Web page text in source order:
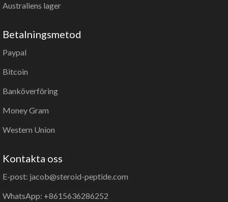
Australiens lager
Betalningsmetod
Paypal
Bitcoin
Banköverföring
Money Gram
Western Union
Kontakta oss
E-post: jacob@steroid-peptide.com
WhatsApp: +8615636286252